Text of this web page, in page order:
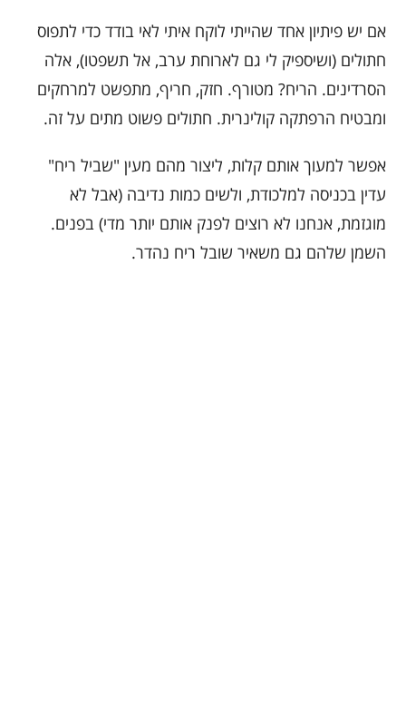
אם יש פיתיון אחד שהייתי לוקח איתי לאי בודד כדי לתפוס
חתולים (ושיספיק לי גם לארוחת ערב, אל תשפטו), אלה
הסרדינים. הריח? מטורף. חזק, חריף, מתפשט למרחקים
ומבטיח הרפתקה קולינרית. חתולים פשוט מתים על זה.
אפשר למעוך אותם קלות, ליצור מהם מעין "שביל ריח"
עדין בכניסה למלכודת, ולשים כמות נדיבה (אבל לא
מוגזמת, אנחנו לא רוצים לפנק אותם יותר מדי) בפנים.
השמן שלהם גם משאיר שובל ריח נהדר.